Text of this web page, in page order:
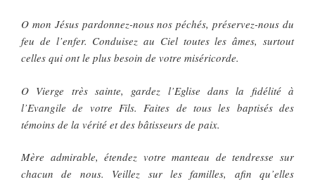
O mon Jésus pardonnez-nous nos péchés, préservez-nous du
feu de l’enfer. Conduisez au Ciel toutes les âmes, surtout
celles qui ont le plus besoin de votre miséricorde.
O Vierge très sainte, gardez l’Eglise dans la fidélité à
l’Evangile de votre Fils. Faites de tous les baptisés des
témoins de la vérité et des bâtisseurs de paix.
Mère admirable, étendez votre manteau de tendresse sur
chacun de nous. Veillez sur les familles, afin qu’elles